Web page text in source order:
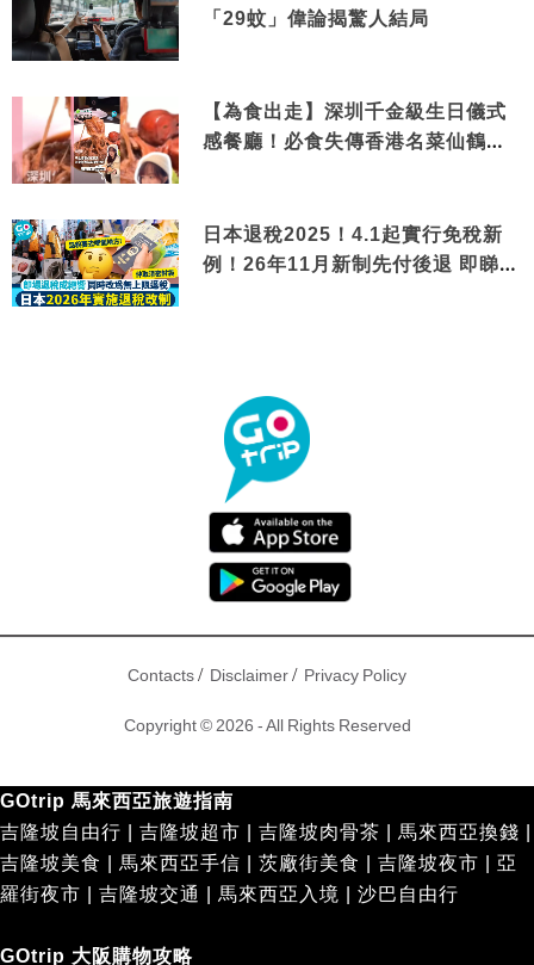
「29蚊」偉論揭驚人結局
【為食出走】深圳千金級生日儀式
感餐廳！必食失傳香港名菜仙鶴神
日本退稅2025！4.1起實行免稅新
例！26年11月新制先付後退 即睇步
Contacts/ Disclaimer/ Privacy Policy
Copyright © 2026 - All Rights Reserved
GOtrip 馬來西亞旅遊指南
吉隆坡自由行
吉隆坡超市 吉隆坡肉骨茶 馬來西亞換錢
吉隆坡美食
馬來西亞手信 茨廠街美食 吉隆坡夜市
亞
羅街夜市
吉隆坡交通 馬來西亞入境 沙巴自由行
GOtrip 大阪購物攻略